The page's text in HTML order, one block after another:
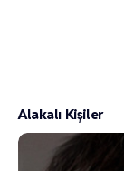
Alakalı Kişiler